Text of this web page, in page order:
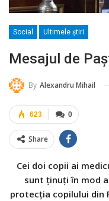
Social Ultimele ştiri
Mesajul de
By Alexandru Mihail
0
623
Share
Cei doi copii ai
sunt ținuți în mod
protecția copilului din